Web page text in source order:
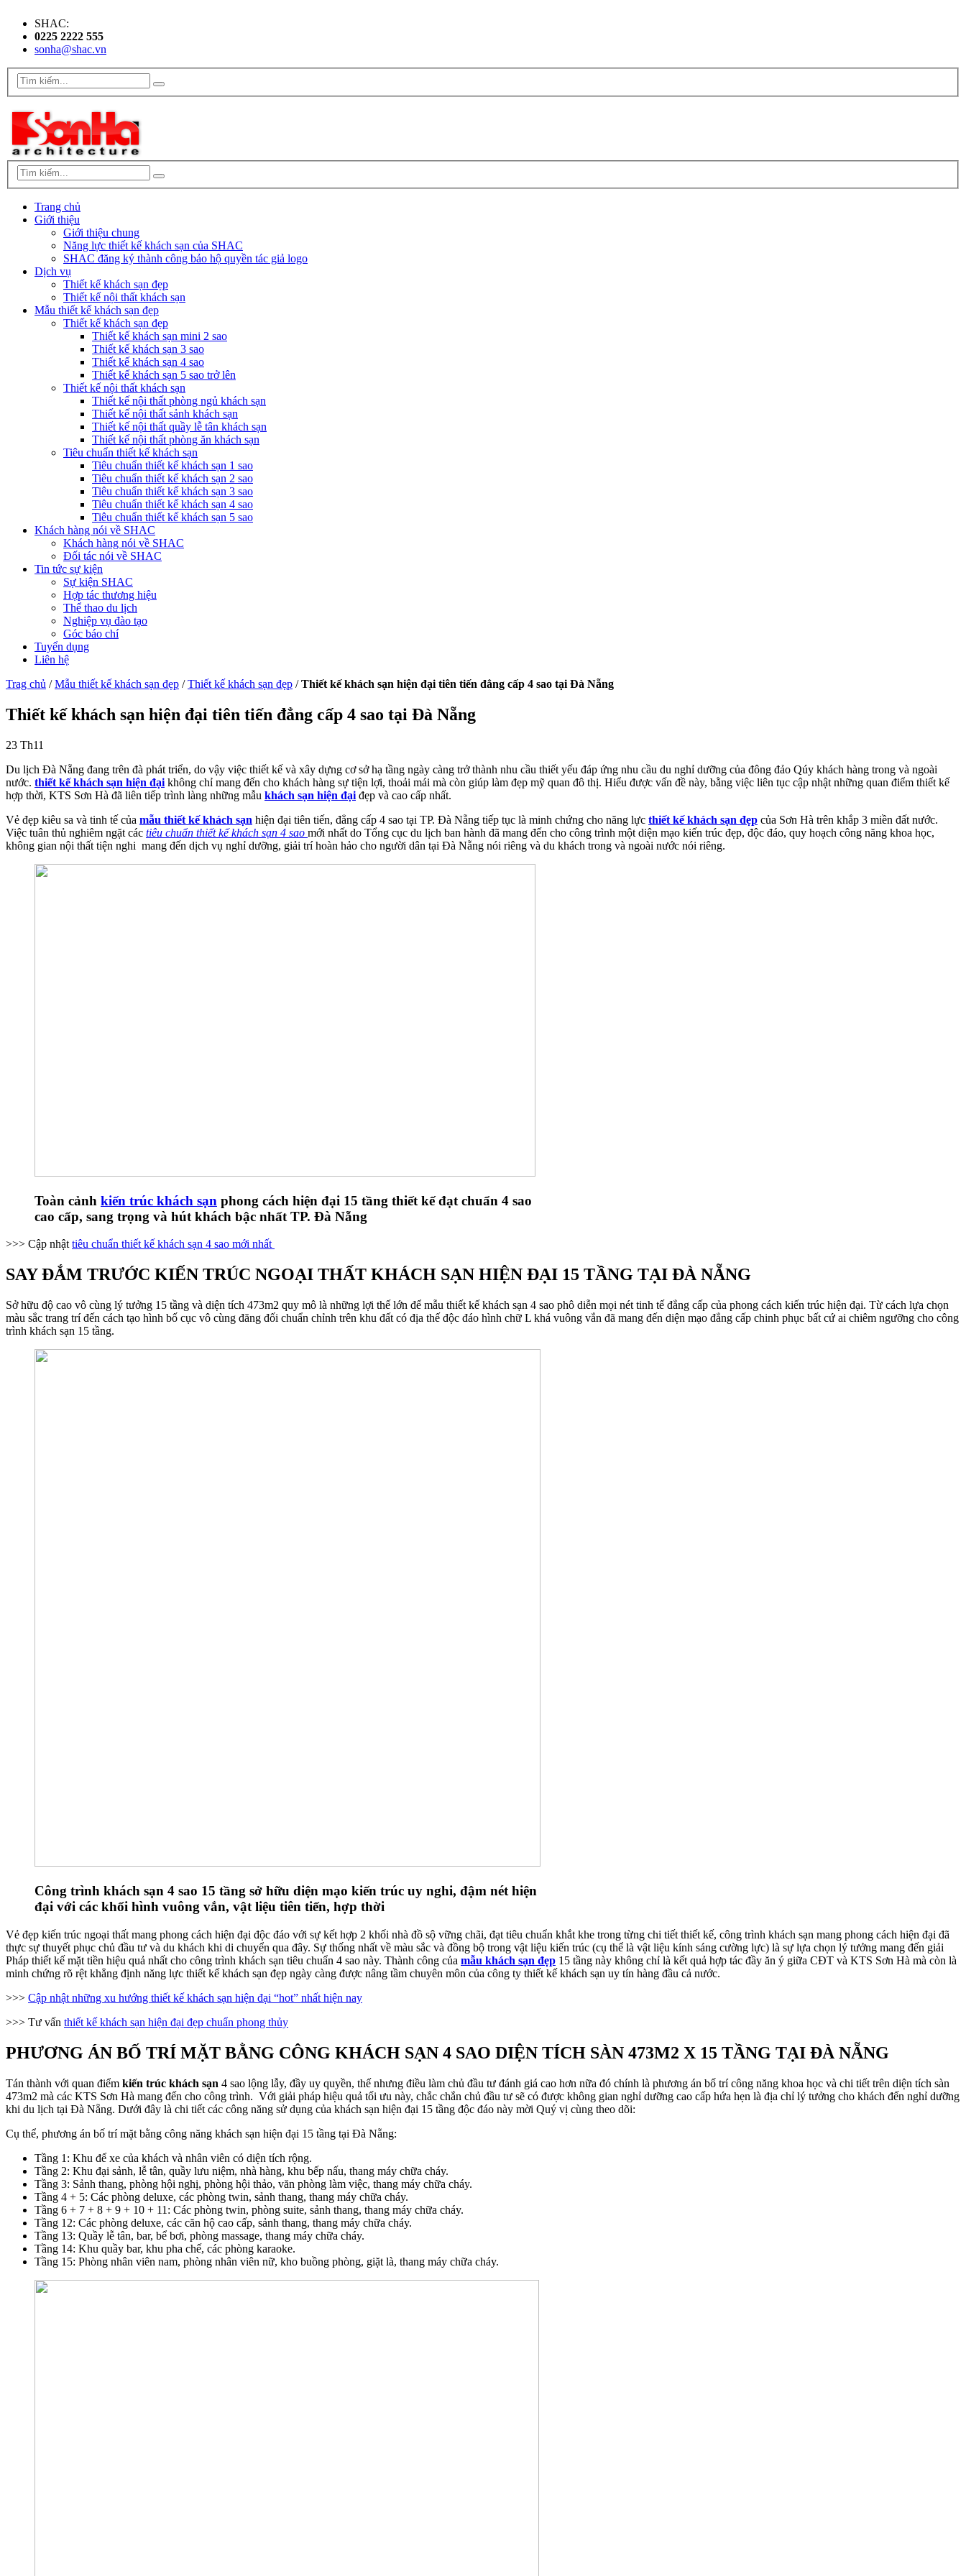
SHAC:
0225 2222 555
sonha@shac.vn
Trang chủ
Giới thiệu
Giới thiệu chung
Năng lực thiết kế khách sạn của SHAC
SHAC đăng ký thành công bảo hộ quyền tác giả logo
Dịch vụ
Thiết kế khách sạn đẹp
Thiết kế nội thất khách sạn
Mẫu thiết kế khách sạn đẹp
Thiết kế khách sạn đẹp
Thiết kế khách sạn mini 2 sao
Thiết kế khách sạn 3 sao
Thiết kế khách sạn 4 sao
Thiết kế khách sạn 5 sao trở lên
Thiết kế nội thất khách sạn
Thiết kế nội thất phòng ngủ khách sạn
Thiết kế nội thất sảnh khách sạn
Thiết kế nội thất quầy lễ tân khách sạn
Thiết kế nội thất phòng ăn khách sạn
Tiêu chuẩn thiết kế khách sạn
Tiêu chuẩn thiết kế khách sạn 1 sao
Tiêu chuẩn thiết kế khách sạn 2 sao
Tiêu chuẩn thiết kế khách sạn 3 sao
Tiêu chuẩn thiết kế khách sạn 4 sao
Tiêu chuẩn thiết kế khách sạn 5 sao
Khách hàng nói về SHAC
Khách hàng nói về SHAC
Đối tác nói về SHAC
Tin tức sự kiện
Sự kiện SHAC
Hợp tác thương hiệu
Thể thao du lịch
Nghiệp vụ đào tạo
Góc báo chí
Tuyển dụng
Liên hệ
Trag chủ /Mẫu thiết kế khách sạn đẹp /Thiết kế khách sạn đẹp /Thiết kế khách sạn hiện đại tiên tiến đẳng cấp 4 sao tại Đà Nẵng
Thiết kế khách sạn hiện đại tiên tiến đẳng cấp 4 sao tại Đà Nẵng
23 Th11
Du lịch Đà Nẵng đang trên đà phát triển, do vậy việc thiết kế và xây dựng cơ sở hạ tầng ngày càng trở thành nhu cầu thiết yếu đáp ứng nhu cầu du nghỉ dưỡng của đông đảo Qúy khách hàng trong và ngoài
nước. thiết kế khách sạn hiện đại không chỉ mang đến cho khách hàng sự tiện lợi, thoải mái mà còn giúp làm đẹp mỹ quan đô thị. Hiểu được vấn đề này, bằng việc liên tục cập nhật những quan điểm thiết kế
hợp thời, KTS Sơn Hà đã liên tiếp trình làng những mẫu khách sạn hiện đại đẹp và cao cấp nhất.
Vẻ đẹp kiêu sa và tinh tế của mẫu thiết kế khách sạn hiện đại tiên tiến, đẳng cấp 4 sao tại TP. Đà Nẵng tiếp tục là minh chứng cho năng lực thiết kế khách sạn đẹp của Sơn Hà trên khắp 3 miền đất nước.
Việc tuân thủ nghiêm ngặt các tiêu chuẩn thiết kế khách sạn 4 sao mới nhất do Tổng cục du lịch ban hành đã mang đến cho công trình một diện mạo kiến trúc đẹp, độc đáo, quy hoạch công năng khoa học,
không gian nội thất tiện nghi mang đến dịch vụ nghỉ dưỡng, giải trí hoàn hảo cho người dân tại Đà Nẵng nói riêng và du khách trong và ngoài nước nói riêng.
Toàn cảnh kiến trúc khách sạn phong cách hiện đại 15 tầng thiết kế đạt chuẩn 4 sao
cao cấp, sang trọng và hút khách bậc nhất TP. Đà Nẵng
>>> Cập nhậttiêu chuẩn thiết kế khách sạn 4 sao mới nhất
SAY ĐẮM TRƯỚC KIẾN TRÚC NGOẠI THẤT KHÁCH SẠN HIỆN ĐẠI 15 TẦNG TẠI ĐÀ NẴNG
Sở hữu độ cao vô cùng lý tưởng 15 tầng và diện tích 473m2 quy mô là những lợi thế lớn để mẫu thiết kế khách sạn 4 sao phô diễn mọi nét tinh tế đẳng cấp của phong cách kiến trúc hiện đại. Từ cách lựa chọn
màu sắc trang trí đến cách tạo hình bố cục vô cùng đăng đối chuẩn chỉnh trên khu đất có địa thế độc đáo hình chữ L khá vuông vắn đã mang đến diện mạo đẳng cấp chinh phục bất cứ ai chiêm ngưỡng cho công
trình khách sạn 15 tầng.
Công trình khách sạn 4 sao 15 tầng sở hữu diện mạo kiến trúc uy nghi, đậm nét hiện
đại với các khối hình vuông vắn, vật liệu tiên tiến, hợp thời
Vẻ đẹp kiến trúc ngoại thất mang phong cách hiện đại độc đáo với sự kết hợp 2 khối nhà đồ sộ vững chãi, đạt tiêu chuẩn khắt khe trong từng chi tiết thiết kế, công trình khách sạn mang phong cách hiện đại đã
thực sự thuyết phục chủ đầu tư và du khách khi di chuyển qua đây. Sự thống nhất về màu sắc và đồng bộ trong vật liệu kiến trúc (cụ thể là vật liệu kính sáng cường lực) là sự lựa chọn lý tưởng mang đến giải
Pháp thiết kế mặt tiền hiệu quả nhất cho công trình khách sạn tiêu chuẩn 4 sao này. Thành công của mẫu khách sạn đẹp 15 tầng này không chỉ là kết quả hợp tác đầy ăn ý giữa CĐT và KTS Sơn Hà mà còn là
minh chứng rõ rệt khẳng định năng lực thiết kế khách sạn đẹp ngày càng được nâng tầm chuyên môn của công ty thiết kế khách sạn uy tín hàng đầu cả nước.
>>> Cập nhật những xu hướng thiết kế khách sạn hiện đại “hot” nhất hiện nay
>>> Tư vấn thiết kế khách sạn hiện đại đẹp chuẩn phong thủy
PHƯƠNG ÁN BỐ TRÍ MẶT BẰNG CÔNG KHÁCH SẠN 4 SAO DIỆN TÍCH SÀN 473M2 X 15 TẦNG TẠI ĐÀ NẴNG
Tán thành với quan điểm kiến trúc khách sạn 4 sao lộng lẫy, đầy uy quyền, thế nhưng điều làm chủ đầu tư đánh giá cao hơn nữa đó chính là phương án bố trí công năng khoa học và chi tiết trên diện tích sàn
473m2 mà các KTS Sơn Hà mang đến cho công trình. Với giải pháp hiệu quả tối ưu này, chắc chắn chủ đầu tư sẽ có được không gian nghỉ dưỡng cao cấp hứa hẹn là địa chỉ lý tưởng cho khách đến nghỉ dưỡng
khi du lịch tại Đà Nẵng. Dưới đây là chi tiết các công năng sử dụng của khách sạn hiện đại 15 tầng độc đáo này mời Quý vị cùng theo dõi:
Cụ thể, phương án bố trí mặt bằng công năng khách sạn hiện đại 15 tầng tại Đà Nẵng:
Tầng 1: Khu để xe của khách và nhân viên có diện tích rộng.
Tầng 2: Khu đại sảnh, lễ tân, quầy lưu niệm, nhà hàng, khu bếp nấu, thang máy chữa cháy.
Tầng 3: Sảnh thang, phòng hội nghị, phòng hội thảo, văn phòng làm việc, thang máy chữa cháy.
Tầng 4 + 5: Các phòng deluxe, các phòng twin, sảnh thang, thang máy chữa cháy.
Tầng 6 + 7 + 8 + 9 + 10 + 11: Các phòng twin, phòng suite, sảnh thang, thang máy chữa cháy.
Tầng 12: Các phòng deluxe, các căn hộ cao cấp, sảnh thang, thang máy chữa cháy.
Tầng 13: Quầy lễ tân, bar, bể bơi, phòng massage, thang máy chữa cháy.
Tầng 14: Khu quầy bar, khu pha chế, các phòng karaoke.
Tầng 15: Phòng nhân viên nam, phòng nhân viên nữ, kho buồng phòng, giặt là, thang máy chữa cháy.